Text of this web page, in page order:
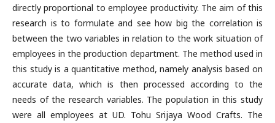
directly proportional to employee productivity. The aim of this
research is to formulate and see how big the correlation is
between the two variables in relation to the work situation of
employees in the production department. The method used in
this study is a quantitative method, namely analysis based on
accurate data, which is then processed according to the
needs of the research variables. The population in this study
were all employees at UD. Tohu Srijaya Wood Crafts. The